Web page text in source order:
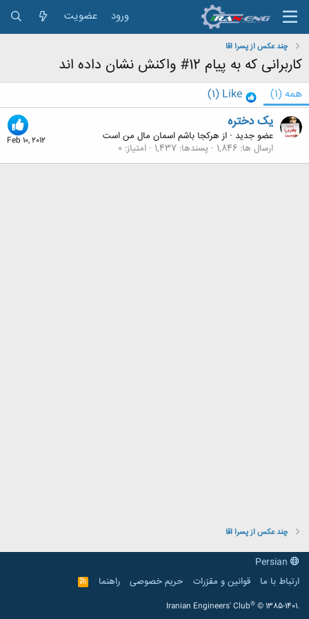
ورود عضویت
چند عکس از پسرا اقا
کاربرانی که به پیام 12# واکنش نشان داده اند
همه (1)
Like
(1)
Feb 10, 2012
یک دختره
عضو جدید · از هرکجا باشم اسمان مال من است
ارسال ها 1,846 پسندها 1,437 امتیاز 0
چند عکس از پسرا اقا
ارتباط با ما
قوانین و مقرّرات حریم خصوصی راهنما
R
S
Iranian Engineers' Club® © 1385-1401.